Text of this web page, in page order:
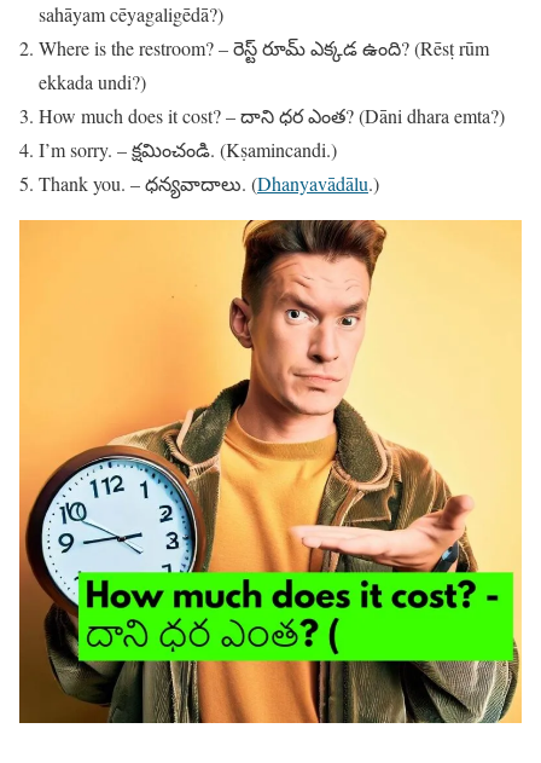
sahāyam cēyagaligēdā?)
Where is the restroom? – రెస్ట్ రూమ్ ఎక్కడ ఉంది? (Rēsṭ rūm
ekkada undi?)
How much does it cost? – దాని ధర ఎంత? (Dāni dhara emta?)
I’m sorry. – క్షమించండి. (Kṣamincandi.)
Thank you. – ధన్యవాదాలు. (Dhanyavādālu.)